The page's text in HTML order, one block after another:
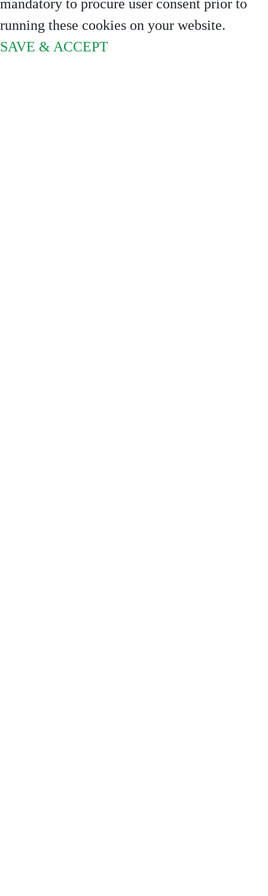
mandatory to procure user consent prior to
running these cookies on your website.
SAVE & ACCEPT